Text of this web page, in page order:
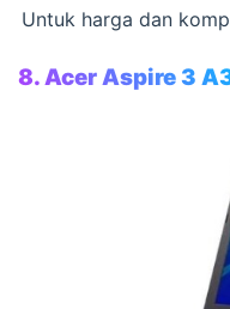
Untuk harga dan
8. Acer Aspire 3